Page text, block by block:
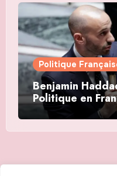
Politique
Benjamin
Politique en